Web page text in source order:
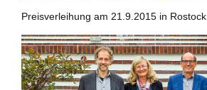
Preisverleihung am 21.9.2015 in Rostock